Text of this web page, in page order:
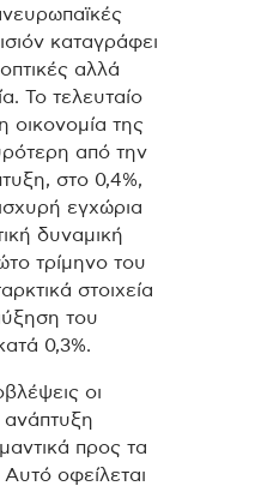
καταγράφει
αλλά
Το τελευταίο
οικονομία της
από την
στο 0,4%,
εγχώρια
δυναμική
τρίμηνο του
στοιχεία
του
0,3%.
οι
ανάπτυξη
προς τα
οφείλεται